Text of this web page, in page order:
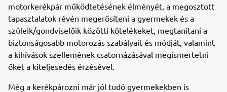
motorkerékpár működtetésének élményét, a megosztott
tapasztalatok révén megerősíteni a gyermekek és a
szüleik/gondviselőik közötti kötelékeket, megtanítani a
biztonságosabb motorozás szabályait és módját, valamint
a kihívások szellemének csatornázásával megismertetni
őket a kiteljesedés érzésével.
Még a kerékpározni már jól tudó gyermekekben is